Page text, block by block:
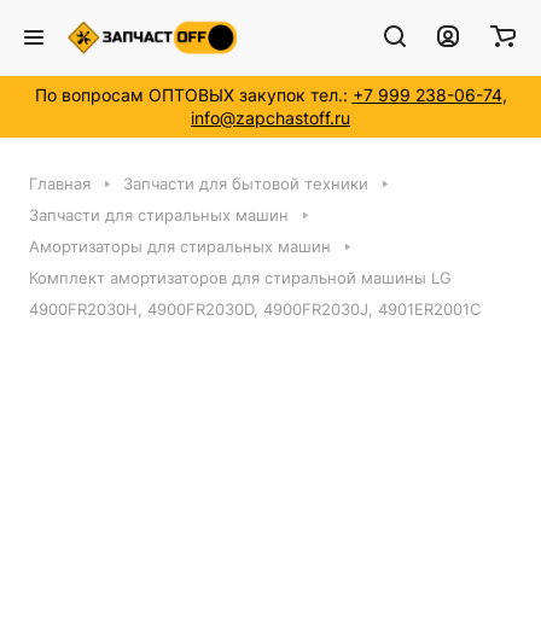
По вопросам ОПТОВЫХ закупок тел.: +7 999 238-06-74,
info@zapchastoff.ru
Главная
Запчасти для бытовой техники
Запчасти для стиральных машин
Амортизаторы для стиральных машин
Комплект амортизаторов для стиральной машины LG
4900FR2030H, 4900FR2030D, 4900FR2030J, 4901ER2001C